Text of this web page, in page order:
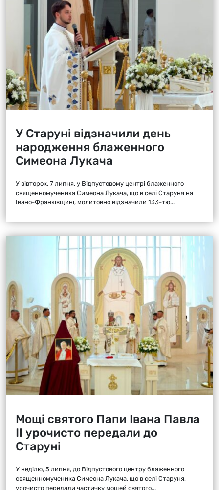
У Старуні відзначили день
народження блаженного
Симеона Лукача
У вівторок, 7 липня, у Відпустовому центрі блаженного
священномученика Симеона Лукача, що в селі Старуня на
Івано-Франківщині, молитовно відзначили 133-тю...
Мощі святого Папи Івана Павла
ІІ урочисто передали до
Старуні
У неділю, 5 липня, до Відпустового центру блаженного
священномученика Симеона Лукача, що в селі Старуня,
урочисто передали частичку мощей святого...